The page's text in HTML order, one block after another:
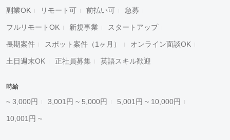
副業OK リモート可 前払い可 急募
フルリモートOK 新規事業 スタートアップ
長期案件 スポット案件（1ヶ月） オンライン面談OK
土日週末OK 正社員募集 英語スキル歓迎
時給
~ 3,000円 3,001円 ~ 5,000円 5,001円 ~ 10,000円
10,001円 ~